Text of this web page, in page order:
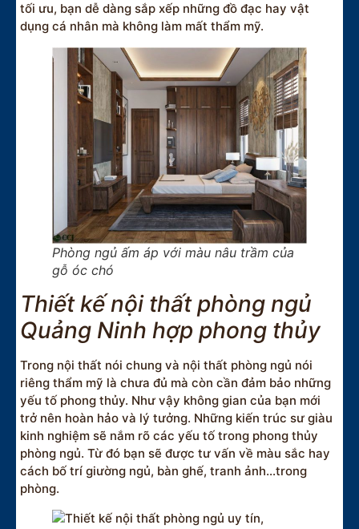
tối ưu, bạn dễ dàng sắp xếp những đồ đạc hay vật
dụng cá nhân mà không làm mất thẩm mỹ.
Phòng ngủ ấm áp với màu nâu trầm của
gỗ óc chó
Thiết kế nội thất phòng ngủ
Quảng Ninh hợp phong thủy
Trong nội thất nói chung và nội thất phòng ngủ nói
riêng thẩm mỹ là chưa đủ mà còn cần đảm bảo những
yếu tố phong thủy. Như vậy không gian của bạn mới
trở nên hoàn hảo và lý tưởng. Những kiến trúc sư giàu
kinh nghiệm sẽ nắm rõ các yếu tố trong phong thủy
phòng ngủ. Từ đó bạn sẽ được tư vấn về màu sắc hay
cách bố trí giường ngủ, bàn ghế, tranh ảnh…trong
phòng.